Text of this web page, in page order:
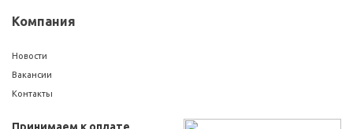
Компания
Новости
Вакансии
Контакты